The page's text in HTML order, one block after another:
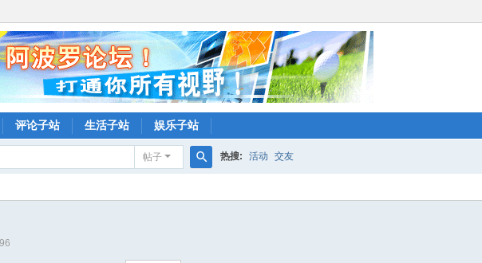
评论子站 生活子站 娱乐子站
帖子
索
热搜: 活动 交友